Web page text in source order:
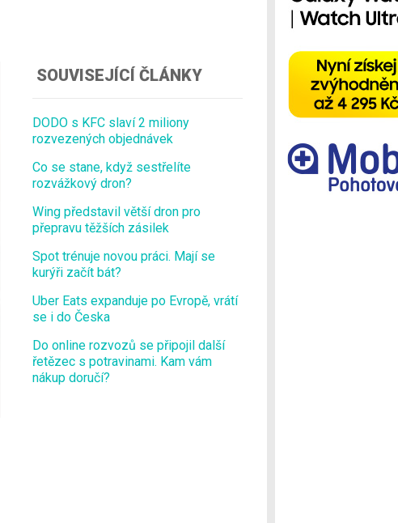
SOUVISEJÍCÍ ČLÁNKY
DODO s KFC slaví 2 miliony
rozvezených objednávek
Co se stane, když sestřelíte
rozvážkový dron?
Wing představil větší dron pro
přepravu těžších zásilek
Spot trénuje novou práci. Mají se
kurýři začít bát?
Uber Eats expanduje po Evropě, vrátí
se i do Česka
Do online rozvozů se připojil další
řetězec s potravinami. Kam vám
nákup doručí?